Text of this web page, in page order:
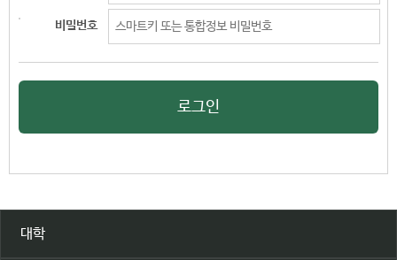
비밀번호
로그인
대학